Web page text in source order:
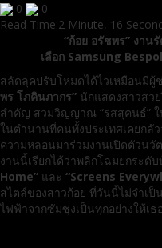
0
0
Read Time:2 Minute, 16
“ก้อย อรัชพร” งาน
เลือก Samsung
สลัดลุคปรับโหมดได้ไวเหมือนมี
พร โภคินภากร” นักแสดงสาวสว
สำคัญ สวมวิญญาณ “รสสุคนธ์” ใ
ในตำนานที่คนทั้งประเทศเคยก
ความหลอนมาร่วมงานเปิดตัวนวั
งานนี้เรียกได้ว่าพลิกโฉมยกระดั
Home” และ “Screens
สไตล์ของสาวก้อย ที่วันนี้ไม่จำเ
ไฟฟ้าจากซัมซุงเป็นทุกอย่างให้เธ